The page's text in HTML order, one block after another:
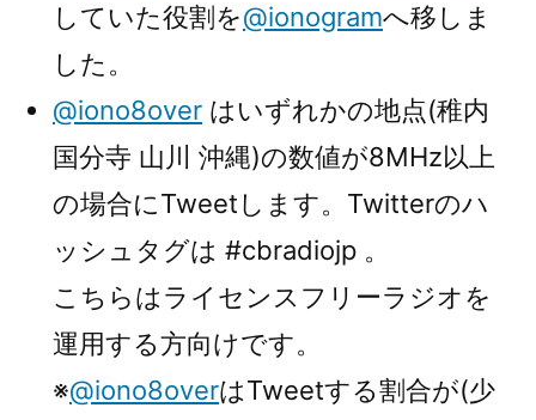
していた役割を@ionogramへ移しま
した。
@iono8over はいずれかの地点(稚内
国分寺 山川 沖縄)の数値が8MHz以上
の場合にTweetします。Twitterのハ
ッシュタグは #cbradiojp 。
こちらはライセンスフリーラジオを
運用する方向けです。
※@iono8overはTweetする割合が(少